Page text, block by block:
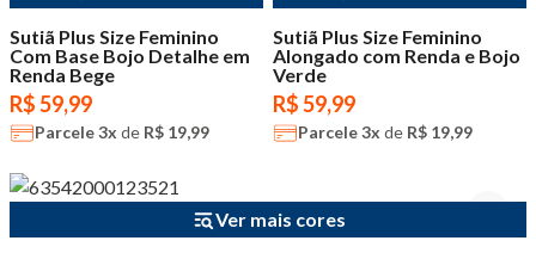
Sutiã Plus Size Feminino
Com Base Bojo Detalhe em
Renda Bege
R$ 59,99
Parcele3x de R$ 19,99
Sutiã Plus Size Feminino
Alongado com Renda e Bojo
Verde
R$ 59,99
Parcele3x de R$ 19,99
Ver mais cores